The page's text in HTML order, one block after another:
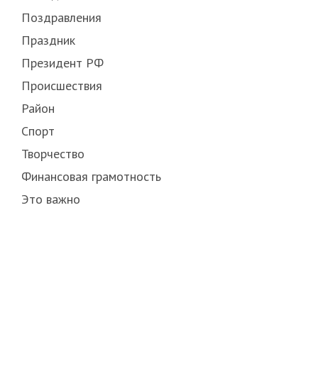
Поздравления
Праздник
Президент РФ
Происшествия
Район
Спорт
Творчество
Финансовая грамотность
Это важно